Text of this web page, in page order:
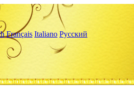
Français Italiano Русский